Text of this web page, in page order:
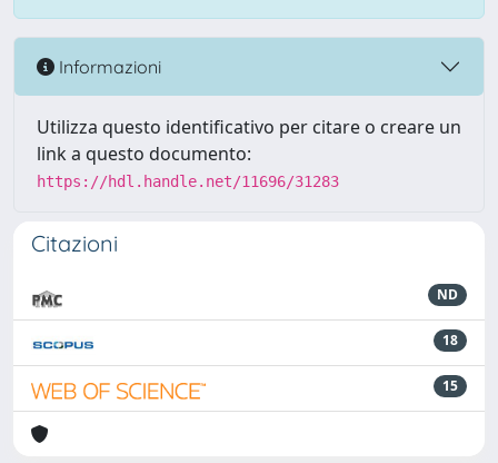
Informazioni
Utilizza questo identificativo per citare o creare un
link a questo documento:
https://hdl.handle.net/11696/31283
Citazioni
ND
18
15